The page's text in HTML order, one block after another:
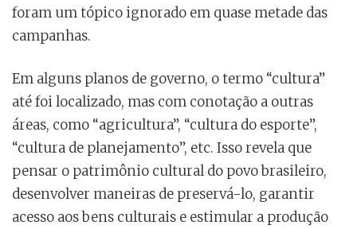
foram um tópico ignorado em quase metade das
campanhas.
Em alguns planos de governo, o termo “cultura”
até foi localizado, mas com conotação a outras
áreas, como “agricultura”, “cultura do esporte”,
“cultura de planejamento”, etc. Isso revela que
pensar o patrimônio cultural do povo brasileiro,
desenvolver maneiras de preservá-lo, garantir
acesso aos bens culturais e estimular a produção